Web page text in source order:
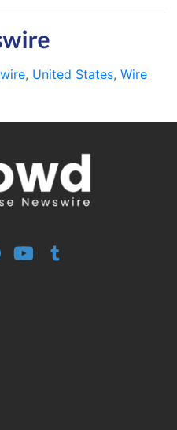
, United States, Wire